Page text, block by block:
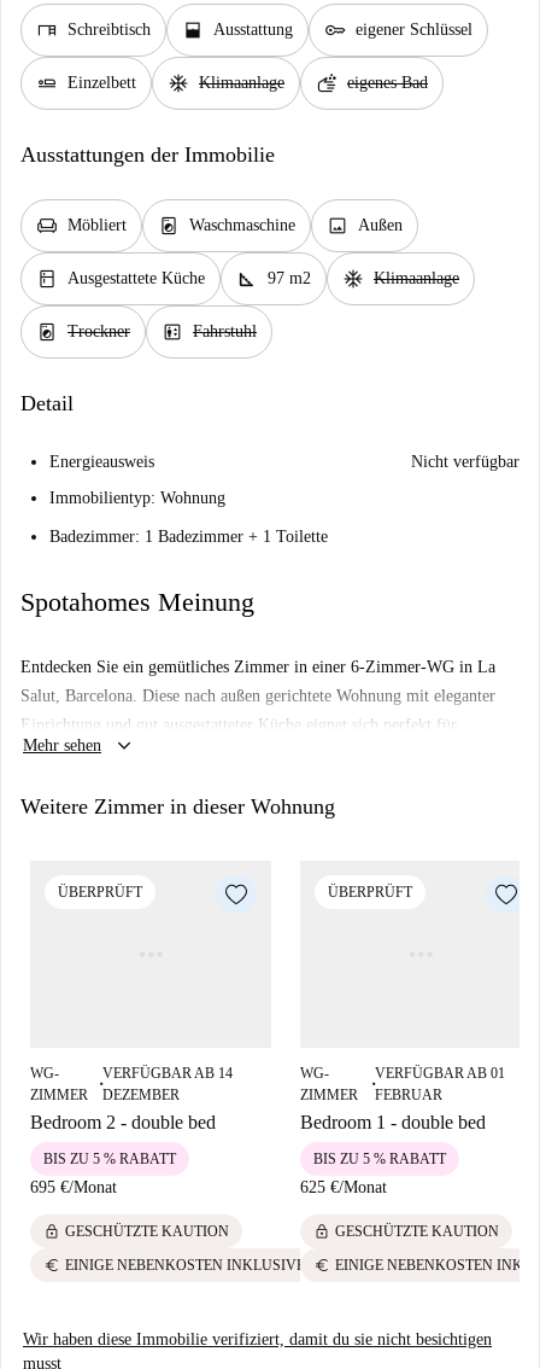
desk Schreibtisch window_open Ausstattung key eigener Schlüssel
airline_seat_flat Einzelbett ac_unit Klimaanlage soap eigenes Bad
Ausstattungen der Immobilie
chair Möbliert local_laundry_service Waschmaschine image Außen
kitchen Ausgestattete Küche square_foot 97 m2 ac_unit Klimaanlage
local_laundry_service Trockner elevator Fahrstuhl
Detail
Energieausweis
Nicht verfügbar
Immobilientyp: Wohnung
Badezimmer: 1 Badezimmer + 1 Toilette
Spotahomes Meinung
Entdecken Sie ein gemütliches Zimmer in einer 6-Zimmer-WG in La
Salut, Barcelona. Diese nach außen gerichtete Wohnung mit eleganter
Einrichtung und gut ausgestatteter Küche eignet sich perfekt für
Studenten und Berufstätige. WLAN sorgt für Konnektivität, und für Ihre
diese Immobilie überprüft, um sicherzustellen, dass alles wie abgebildet
La Salut ist ein charmantes Viertel in Barcelona und bietet eine günstige
Lage zu zahlreichen Sehenswürdigkeiten. In der Nähe der Wohnung
Mehr sehen keyboard_arrow_down
Weitere Zimmer in dieser Wohnung
ÜBERPRÜFT
WG-
ZIMMER
■
VERFÜGBAR AB 14
DEZEMBER
Bedroom 2 - double bed
695 €/Monat
BIS ZU 5 % RABATT
lock GESCHÜTZTE KAUTION
euro EINIGE NEBENKOSTEN INKLUSIVE
ÜBERPRÜFT
WG-
ZIMMER
■
VERFÜGBAR AB 01
FEBRUAR
Bedroom 1 - double bed
625 €/Monat
BIS ZU 5 % RABATT
lock GESCHÜTZTE KAUTION
euro EINIGE NEBENKOSTEN
Wir haben diese Immobilie verifiziert, damit du sie nicht besichtigen
musst